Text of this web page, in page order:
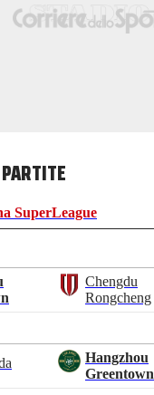
SuperLeague
Chengdu
Rongcheng
Hangzhou
Greentown